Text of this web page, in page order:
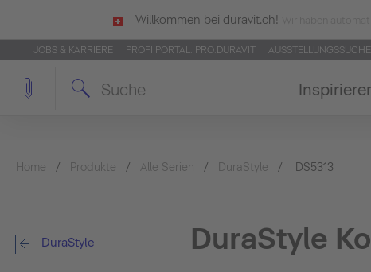
Willkommen bei duravit.ch!
JOBS & KARRIERE PROFI PORTAL: PRO.DURAVIT AUSSTELLUNGSSUCHE
Home Produkte Alle Serien DuraStyle DS5313
DuraStyle DuraStyle